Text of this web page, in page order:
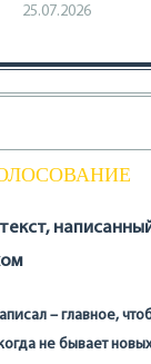
25.07.2026
– главное,
не бывает